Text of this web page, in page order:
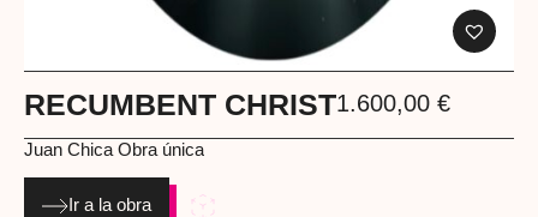
RECUMBENT CHRIST1.600,00 €
Juan Chica Obra única
Ir a la obra